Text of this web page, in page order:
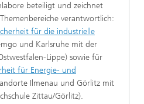
beteiligt und zeichnet
verantwortlich:
für die industrielle
und Karlsruhe mit der
Lippe) sowie für
für Energie- und
Ilmenau und Görlitz mit
Zittau/Görlitz).